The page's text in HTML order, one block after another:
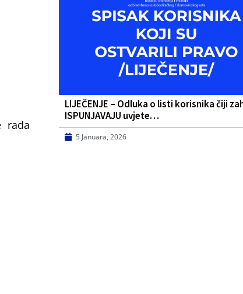
rada
LIJEČENJE – Odluka o listi korisnika čiji
ISPUNJAVAJU uvjete…
5 Januara, 2026